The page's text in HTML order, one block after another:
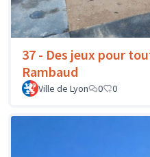
37 - Des jeux pour
Rambaud
Ville de Lyon 0 0